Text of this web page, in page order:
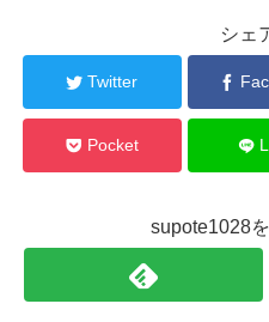
シェ
Twitter
Pocket
supote1028